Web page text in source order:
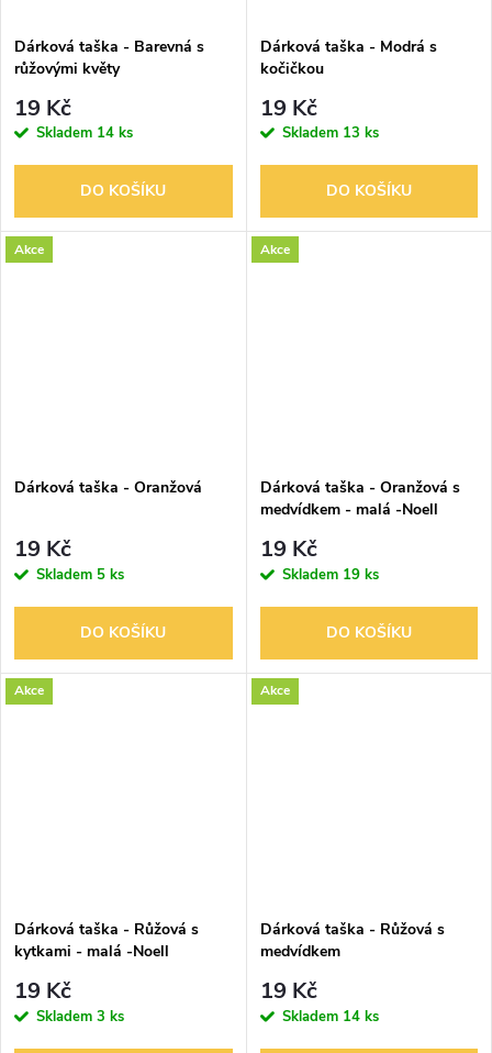
Dárková taška - Barevná s
růžovými květy
19 Kč
Skladem 14 ks
DO KOŠÍKU
Dárková taška - Modrá s
kočičkou
19 Kč
Skladem 13 ks
DO KOŠÍKU
Akce
Dárková taška - Oranžová
19 Kč
Skladem 5 ks
DO KOŠÍKU
Akce
Dárková taška - Oranžová s
medvídkem - malá -Noell
19 Kč
Skladem 19 ks
DO KOŠÍKU
Akce
Dárková taška - Růžová s
kytkami - malá -Noell
19 Kč
Skladem 3 ks
Akce
Dárková taška - Růžová s
medvídkem
19 Kč
Skladem 14 ks